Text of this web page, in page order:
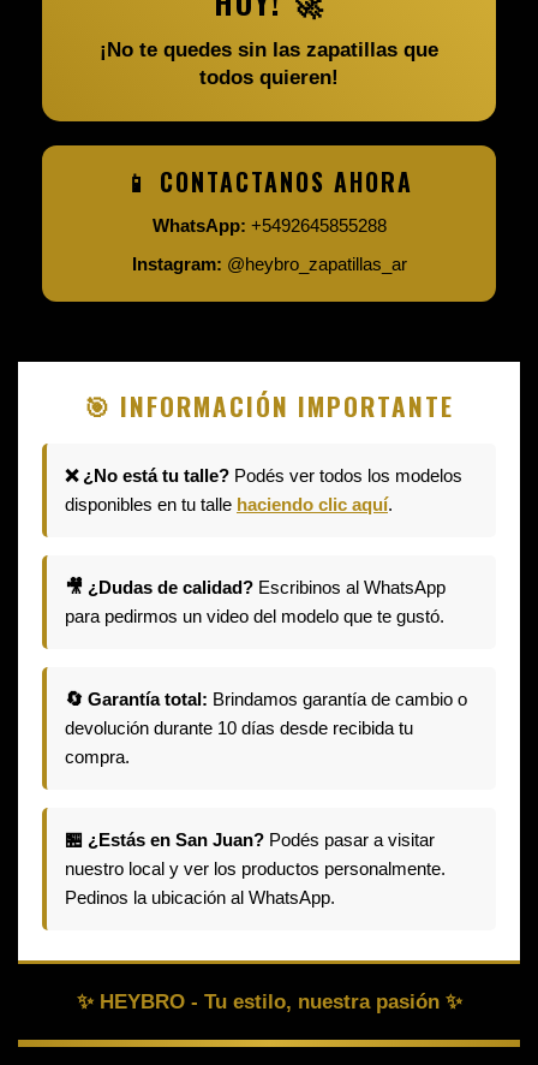
¡No te quedes sin las zapatillas que
todos quieren!
📱 CONTACTANOS AHORA
WhatsApp: +5492645855288
Instagram: @heybro_zapatillas_ar
🎯 INFORMACIÓN IMPORTANTE
❌ ¿No está tu talle? Podés ver todos los modelos
disponibles en tu talle haciendo clic aquí.
🎥 ¿Dudas de calidad? Escribinos al WhatsApp
para pedirmos un video del modelo que te gustó.
🔄 Garantía total: Brindamos garantía de cambio o
devolución durante 10 días desde recibida tu
compra.
🏪 ¿Estás en San Juan? Podés pasar a visitar
nuestro local y ver los productos personalmente.
Pedinos la ubicación al WhatsApp.
✨ HEYBRO - Tu estilo, nuestra pasión ✨